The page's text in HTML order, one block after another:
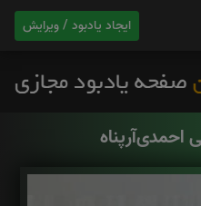
ایجاد یادبود / ویرایش